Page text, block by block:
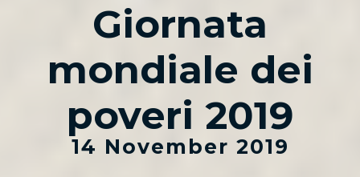
Giornata
mondiale dei
poveri 2019
14 November 2019